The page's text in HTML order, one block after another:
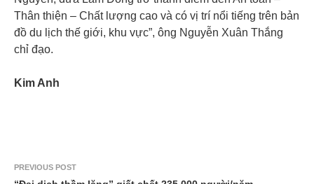
Thân thiện – Chất lượng cao và có vị trí nổi tiếng trên bản
đồ du lịch thế giới, khu vực”, ông Nguyễn Xuân Thắng
chỉ đạo.
Kim Anh
PREVIOUS POST